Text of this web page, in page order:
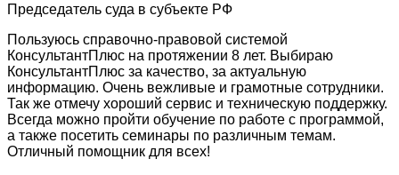
Председатель суда в субъекте РФ
Пользуюсь справочно-правовой системой
КонсультантПлюс на протяжении 8 лет. Выбираю
КонсультантПлюс за качество, за актуальную
информацию. Очень вежливые и грамотные сотрудники.
Так же отмечу хороший сервис и техническую поддержку.
Всегда можно пройти обучение по работе с программой,
а также посетить семинары по различным темам.
Отличный помощник для всех!